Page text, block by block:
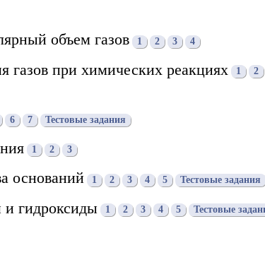
объем газов 1 2 3 4
при химических реакциях 1 2
6 7 Тестовые задания
1 2 3
оснований 1 2 3 4 5 Тестовые задания
гидроксиды 1 2 3 4 5 Тестовые